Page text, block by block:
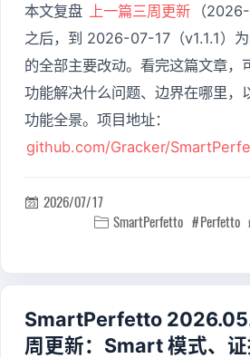
本文复盘 上一篇三周更新
（
之后，到 2026-07-17（v1.1.1）
的全部主要改动。看完这篇文章，
功能解决什么问题、边界在哪里，
功能全景。项目地址：
github.com/Gracker/
 2026/07/17
 SmartPerfetto Perfetto
SmartPerfetto
周更新：Smart 模式、